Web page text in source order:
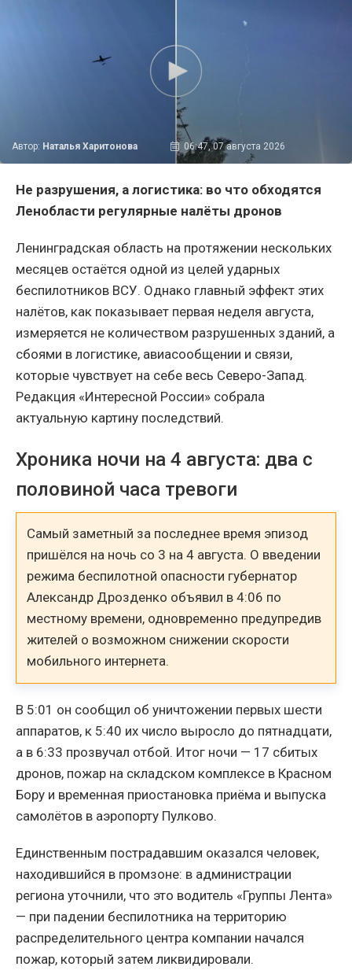
Автор: Наталья Харитонова 06:47, 07 августа 2026
Не разрушения, а логистика: во что обходятся
Ленобласти регулярные налёты дронов
Ленинградская область на протяжении нескольких
месяцев остаётся одной из целей ударных
беспилотников ВСУ. Однако главный эффект этих
налётов, как показывает первая неделя августа,
измеряется не количеством разрушенных зданий, а
сбоями в логистике, авиасообщении и связи,
которые чувствует на себе весь Северо-Запад.
Редакция «Интересной России» собрала
актуальную картину последствий.
Хроника ночи на 4 августа: два с
половиной часа тревоги
Самый заметный за последнее время эпизод
пришёлся на ночь со 3 на 4 августа. О введении
режима беспилотной опасности губернатор
Александр Дрозденко объявил в 4:06 по
местному времени, одновременно предупредив
жителей о возможном снижении скорости
мобильного интернета.
В 5:01 он сообщил об уничтожении первых шести
аппаратов, к 5:40 их число выросло до пятнадцати,
а в 6:33 прозвучал отбой. Итог ночи — 17 сбитых
дронов, пожар на складском комплексе в Красном
Бору и временная приостановка приёма и выпуска
самолётов в аэропорту Пулково.
Единственным пострадавшим оказался человек,
находившийся в промзоне: в администрации
региона уточнили, что это водитель «Группы Лента»
— при падении беспилотника на территорию
распределительного центра компании начался
пожар, который затем ликвидировали.